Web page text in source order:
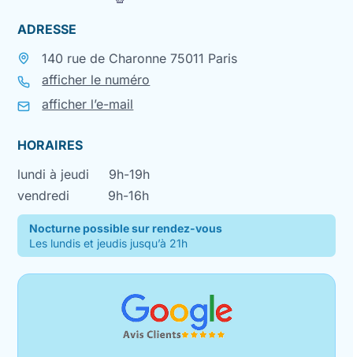
ADRESSE
140 rue de Charonne 75011 Paris
afficher le numéro
afficher l’e-mail
HORAIRES
lundi à jeudi
9h-19h
vendredi
9h-16h
Nocturne possible sur rendez-vous
Les lundis et jeudis jusqu’à 21h